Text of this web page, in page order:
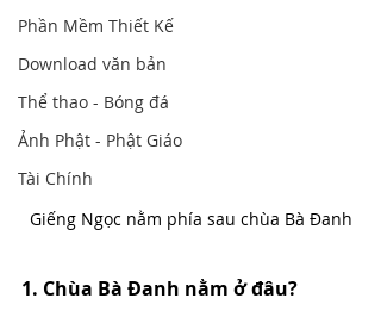
Phần Mềm Thiết Kế
Download văn bản
Thể thao - Bóng đá
Ảnh Phật - Phật Giáo
Tài Chính
Giếng Ngọc nằm phía sau chùa Bà Đanh
1. Chùa Bà Đanh nằm ở đâu?